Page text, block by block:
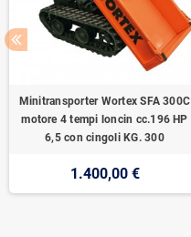
Minitransporter Wortex SFA 300C
motore 4 tempi loncin cc.196 HP
6,5 con cingoli KG. 300
1.400,00 €